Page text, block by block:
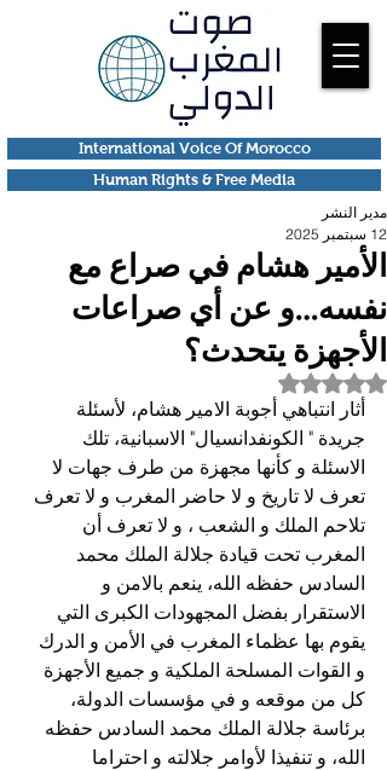
Human Rights & Free Media
International Voice Of Morocco
الأمير هشام في صراع مع
نفسه…و عن أي صراعات
الأجهزة يتحدث؟
مدير النشر
12 سبتمبر 2025
تم التقييم بـ ليس رقمًا من أصل 5 نجوم.
أثار انتباهي أجوبة الامير هشام، لأسئلة
جريدة " الكونفدانسيال" الاسبانية، تلك
الاسئلة و كأنها مجهزة من طرف جهات لا
تعرف لا تاريخ و لا حاضر المغرب و لا تعرف
تلاحم الملك و الشعب ، و لا تعرف أن
المغرب تحت قيادة جلالة الملك محمد
السادس حفظه الله، ينعم بالامن و
الاستقرار بفضل المجهودات الكبرى التي
يقوم بها عظماء المغرب في الأمن و الدرك
و القوات المسلحة الملكية و جميع الأجهزة
كل من موقعه و في مؤسسات الدولة،
برئاسة جلالة الملك محمد السادس حفظه
الله، و تنفيذا لأوامر جلالته و احتراما